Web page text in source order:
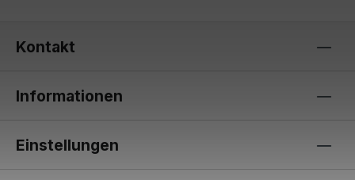
Kontakt
Informationen
Einstellungen